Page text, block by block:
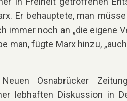
Er behauptete, man
immer noch an „die eigene
man, fügte Marx hinzu,
Osnabrücker
lebhaften Diskussion in